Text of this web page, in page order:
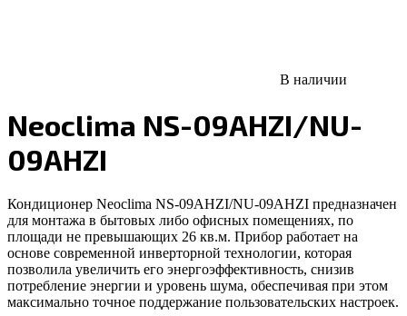
В наличии
Neoclima NS-09AHZI/NU-
09AHZI
Кондиционер Neoclima NS-09AHZI/NU-09AHZI предназначен
для монтажа в бытовых либо офисных помещениях, по
площади не превышающих 26 кв.м. Прибор работает на
основе современной инверторной технологии, которая
позволила увеличить его энергоэффективность, снизив
потребление энергии и уровень шума, обеспечивая при этом
максимально точное поддержание пользовательских настроек.